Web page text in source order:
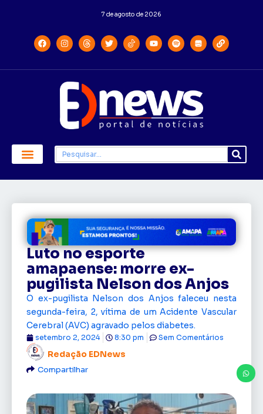
7 de agosto de 2026
Luto no esporte
amapaense: morre ex-
pugilista Nelson dos Anjos
O ex-pugilista Nelson dos Anjos faleceu nesta
segunda-feira, 2, vítima de um Acidente Vascular
Cerebral (AVC) agravado pelos diabetes.
Redação EDNews
setembro 2, 2024 8:30 pm Sem Comentários
Compartilhar